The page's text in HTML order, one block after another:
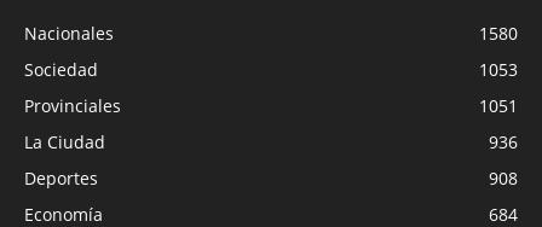
Nacionales
1580
Sociedad
1053
Provinciales
1051
La Ciudad
936
Deportes
908
Economía
684